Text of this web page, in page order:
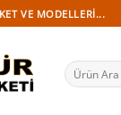
VE MODELLERI...
Ara: